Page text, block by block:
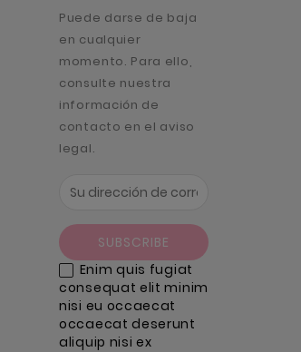
Puede darse de baja
en cualquier
momento. Para ello,
consulte nuestra
información de
contacto en el aviso
legal.
Enim quis fugiat
consequat elit minim
nisi eu occaecat
occaecat deserunt
aliquip nisi ex